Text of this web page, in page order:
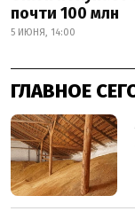
почти 100 млн
5 ИЮНЯ, 14:00
ГЛАВНОЕ